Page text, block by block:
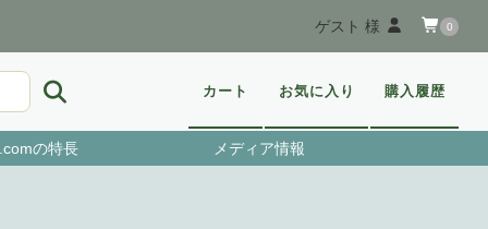
ゲスト 様 0
カート お気に入り 購入履歴
の特長 メディア情報